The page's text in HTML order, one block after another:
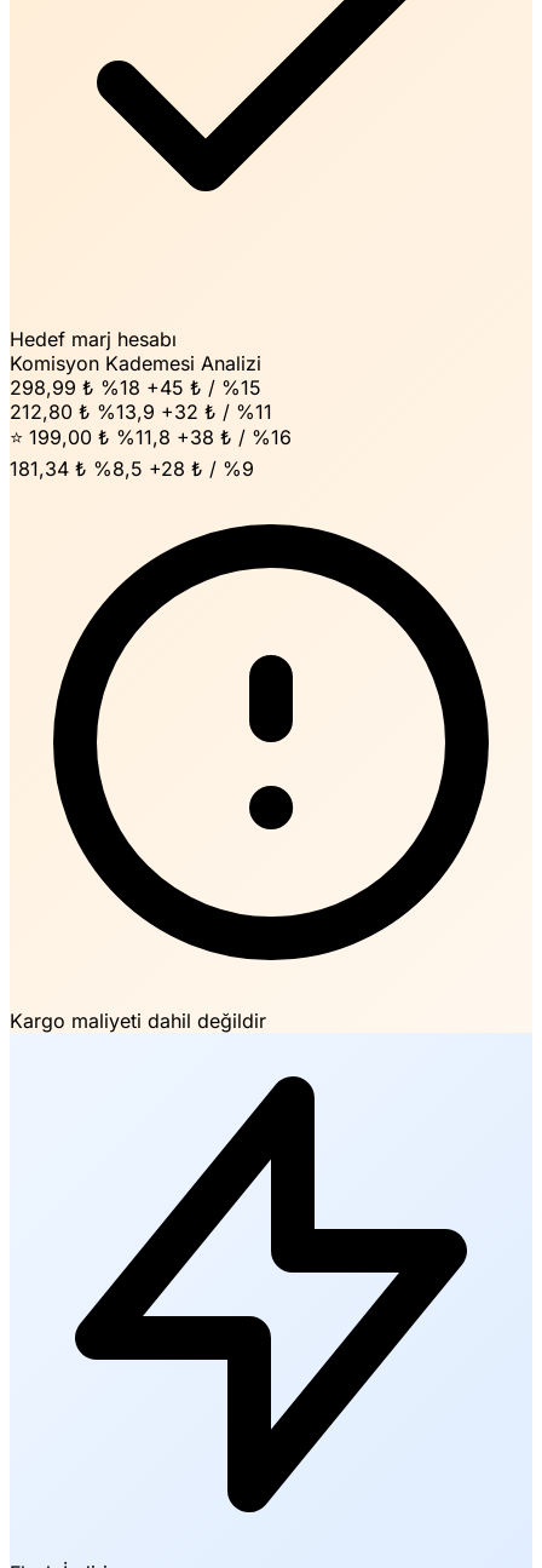
Hedef marj hesabı
Komisyon Kademesi Analizi
298,99 ₺ %18 +45 ₺ / %15
212,80 ₺ %13,9 +32 ₺ / %11
⭐ 199,00 ₺ %11,8 +38 ₺ / %16
181,34 ₺ %8,5 +28 ₺ / %9
Kargo maliyeti dahil değildir